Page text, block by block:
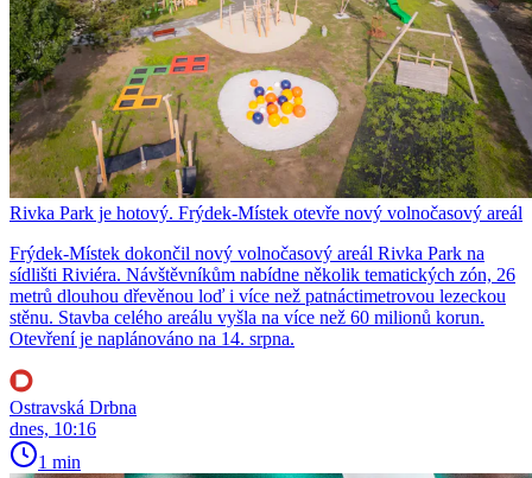
Rivka Park je hotový. Frýdek-Místek otevře nový volnočasový areál
Frýdek-Místek dokončil nový volnočasový areál Rivka Park na
sídlišti Riviéra. Návštěvníkům nabídne několik tematických zón, 26
metrů dlouhou dřevěnou loď i více než patnáctimetrovou lezeckou
stěnu. Stavba celého areálu vyšla na více než 60 milionů korun.
Otevření je naplánováno na 14. srpna.
Ostravská Drbna
dnes, 10:16
1 min